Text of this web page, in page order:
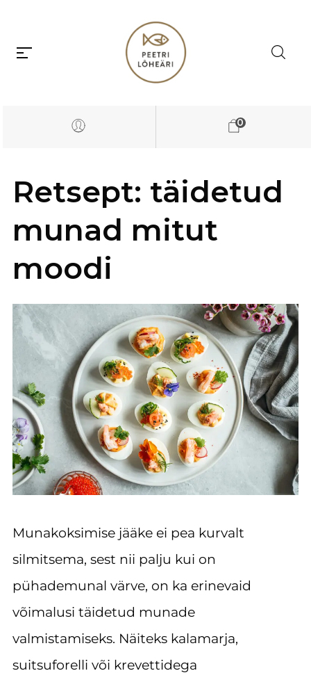
0
Retsept: täidetud
munad mitut
moodi
Munakoksimise jääke ei pea kurvalt
silmitsema, sest nii palju kui on
pühademunal värve, on ka erinevaid
võimalusi täidetud munade
valmistamiseks. Näiteks kalamarja,
suitsuforelli või krevettidega